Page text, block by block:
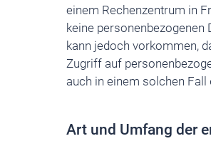
einem Rechenzentrum in
keine personenbezogenen
kann jedoch vorkommen,
Zugriff auf
auch in einem solchen
Art und Umfang der